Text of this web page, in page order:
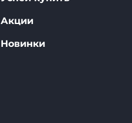
Акции
Новинки